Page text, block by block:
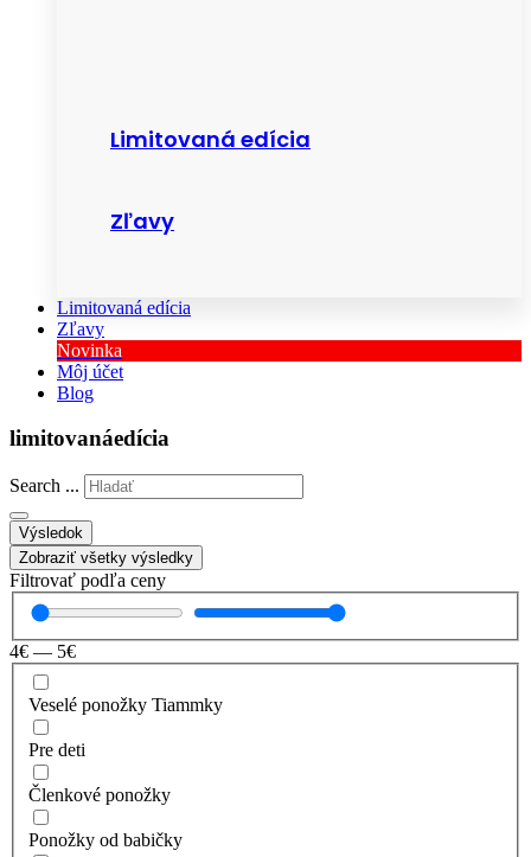
Limitovaná edícia
Zľavy
Limitovaná edícia
Zľavy
Novinka
Môj účet
Blog
limitovanáedícia
Search ...
Výsledok
Zobraziť všetky výsledky
Filtrovať podľa ceny
4€ — 5€
Veselé ponožky Tiammky
Pre deti
Členkové ponožky
Ponožky od babičky